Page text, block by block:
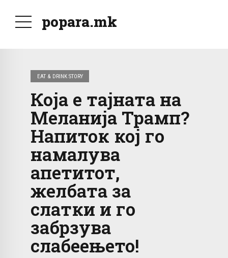
popara.mk
EAT & DRINK STORY
Која е тајната на
Меланија Трамп?
Напиток кој го
намалува
апетитот,
желбата за
слатки и го
забрзува
слабеењето!